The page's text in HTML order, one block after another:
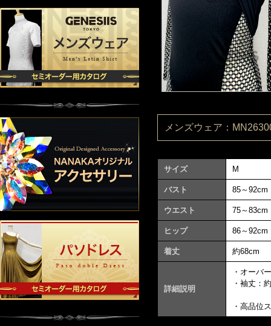
メンズウェア：
サイズ M
バスト 85～92cm
ウエスト 75～83cm
ヒップ 86～92cm
着丈 約68cm
詳細説明
・オーバ
・袖丈：
・高品位